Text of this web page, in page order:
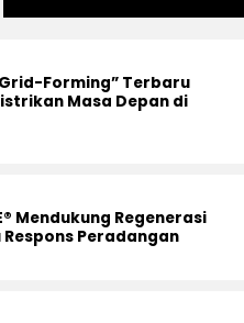
Forming” Terbaru
Masa Depan di
Mendukung Regenerasi
Peradangan